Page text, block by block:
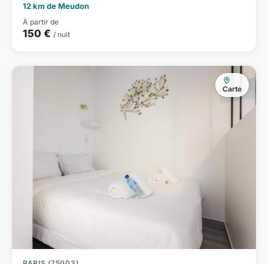
12 km de Meudon
À partir de
150 € / nuit
Carte